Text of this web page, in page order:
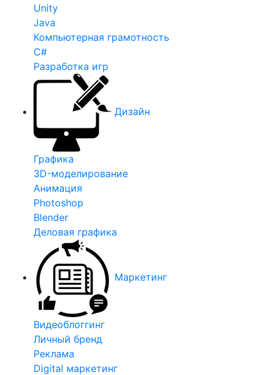
Unity
Java
Компьютерная грамотность
C#
Разработка игр
Дизайн
Графика
3D-моделирование
Анимация
Photoshop
Blender
Деловая графика
Маркетинг
Видеоблоггинг
Личный бренд
Реклама
Digital маркетинг